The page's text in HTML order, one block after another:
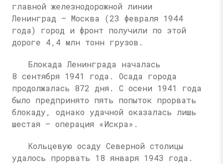
главной железнодорожной линии
Ленинград — Москва (23 февраля 1944
года) город и фронт получили по этой
дороге 4,4 млн тонн грузов.
Блокада Ленинграда началась
8 сентября 1941 года. Осада города
продолжалась 872 дня. С осени 1941 года
было предпринято пять попыток прорвать
блокаду, однако удачной оказалась лишь
шестая — операция «Искра».
Кольцевую осаду Северной столицы
удалось прорвать 18 января 1943 года.